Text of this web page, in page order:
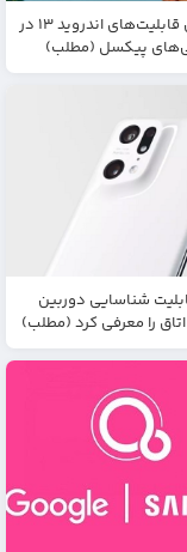
جذاب‌ترین قابلیت‌های اندروید ۱۳ در
پیکسل (مطلب)
شناسایی دوربین
را معرفی کرد (مطلب)